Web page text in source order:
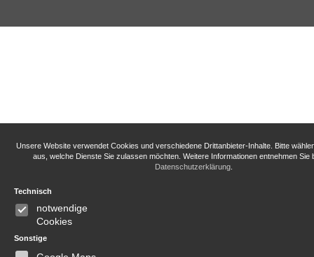
Unsere Website verwendet Cookies und verschiedene Drittanbieter-Inhalte. Bitte
aus, welche Dienste Sie zulassen möchten. Weitere Informationen entnehmen Sie
Datenschutzerklärung.
Technisch
notwendige
Cookies
Sonstige